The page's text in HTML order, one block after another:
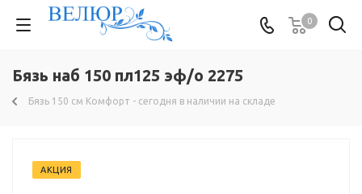
0
Бязь наб 150 пл125 эф/о 2275
Бязь 150 см Комфорт - сегодня в наличии на складе
АКЦИЯ